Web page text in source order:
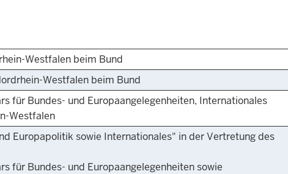
Westfalen beim Bund
Westfalen beim Bund
für Bundes- und Europaangelegenheiten, Internationales
Westfalen
Europapolitik sowie Internationales" in der Vertretung des
für Bundes- und Europaangelegenheiten sowie